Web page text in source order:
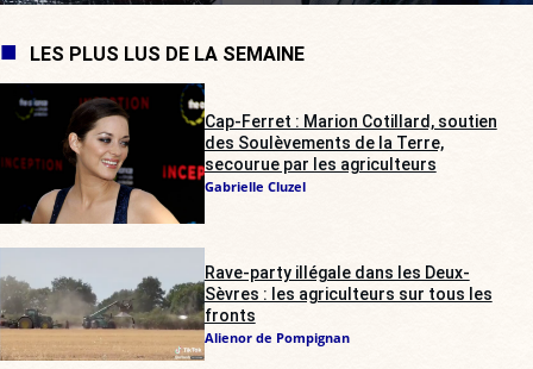
LES PLUS LUS DE LA SEMAINE
Cap-Ferret : Marion Cotillard, soutien
des Soulèvements de la Terre,
secourue par les agriculteurs
Gabrielle Cluzel
Rave-party illégale dans les Deux-
Sèvres : les agriculteurs sur tous les
fronts
Alienor de Pompignan